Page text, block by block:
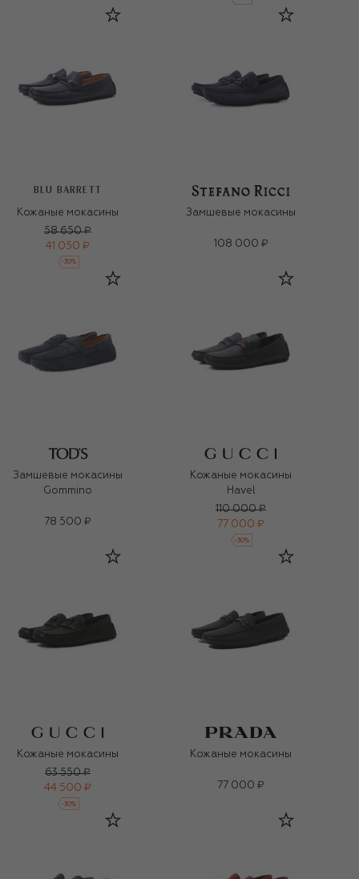
BLU BARRETT
Кожаные мокасины
58 650 ₽
41 050 ₽
-30%
Замшевые мокасины
108 000 ₽
Замшевые мокасины
Gommino
78 500 ₽
Кожаные мокасины
Havel
110 000 ₽
77 000 ₽
-30%
Кожаные мокасины
63 550 ₽
44 500 ₽
-30%
Кожаные мокасины
77 000 ₽